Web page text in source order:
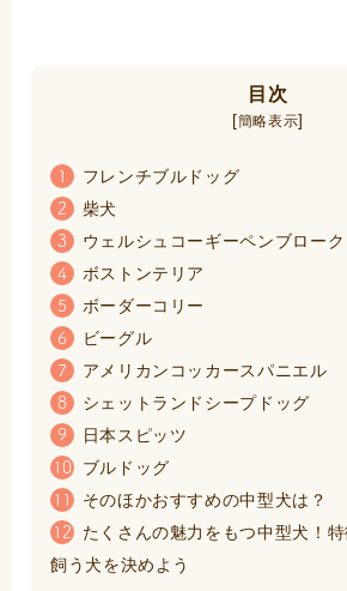
目次
[簡略表示]
1 フレンチブルドッグ
2 柴犬
3 ウェルシュコーギーペンブローク
4 ボストンテリア
5 ボーダーコリー
6 ビーグル
7 アメリカンコッカースパニエル
8 シェットランドシープドッグ
9 日本スピッツ
10 ブルドッグ
11 そのほかおすすめの中型犬は？
12
たくさんの魅力をもつ中型犬！
飼う犬を決めよう